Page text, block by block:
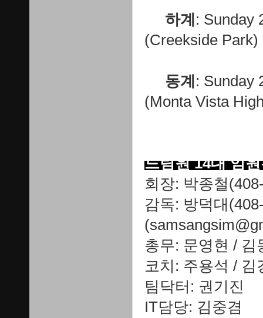
하계 : Sunday
(Creekside Park)
동계 : Sunday
(Monta Vista
드림원 14대 임
회장: 박종철
감독: 방덕대
총무: 문영현 / 김
코치: 주용석 / 김
팀닥터: 권기진
IT담당: 김중겸